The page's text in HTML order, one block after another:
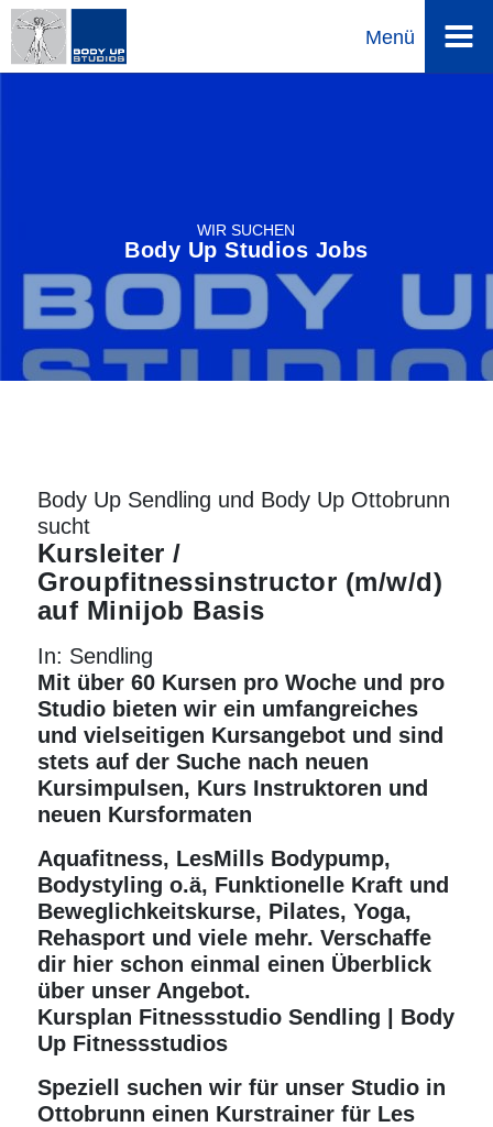
Menü
WIR SUCHEN
Body Up Studios Jobs
Body Up Sendling und Body Up Ottobrunn
sucht
Kursleiter /
Groupfitnessinstructor (m/w/d)
auf Minijob Basis
In: Sendling
Mit über 60 Kursen pro Woche und pro
Studio bieten wir ein umfangreiches
und vielseitigen Kursangebot und sind
stets auf der Suche nach neuen
Kursimpulsen, Kurs Instruktoren und
neuen Kursformaten
Aquafitness, LesMills Bodypump,
Bodystyling o.ä, Funktionelle Kraftund
Beweglichkeitskurse, Pilates, Yoga,
Rehasportund viele mehr. Verschaffe
dir hier schon einmal einen Überblick
über unser Angebot.
Kursplan Fitnessstudio Sendling | Body
Up Fitnessstudios
Speziell suchen wir für unser Studio in
Ottobrunn einen Kurstrainer für Les